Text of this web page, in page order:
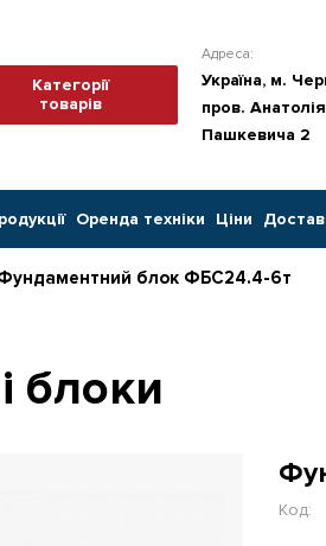
Категорії
товарів
Адреса:
Україна, м.
пров. Анатолія
Пашкевича 2
Оренда техніки Цiни
блок ФБС24.4-6т
блоки
Код: